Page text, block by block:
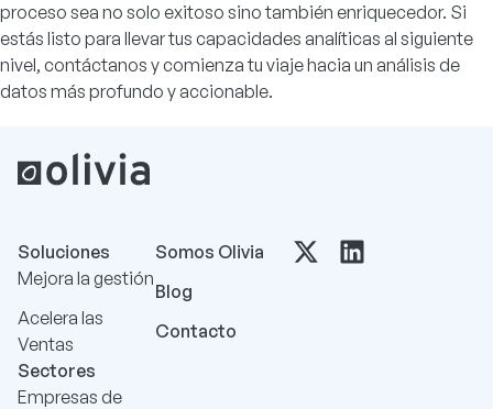
proceso sea no solo exitoso sino también enriquecedor. Si
estás listo para llevar tus capacidades analíticas al siguiente
nivel, contáctanos y comienza tu viaje hacia un análisis de
datos más profundo y accionable.
Soluciones
Mejora la gestión
Acelera las
Ventas
Sectores
Empresas de
Somos Olivia
Blog
Contacto